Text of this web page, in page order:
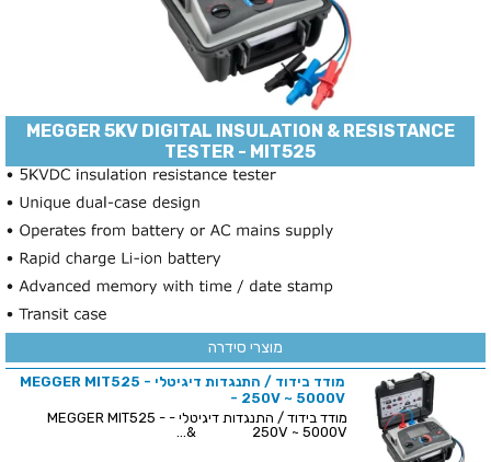
MEGGER 5KV DIGITAL INSULATION & RESISTANCE
TESTER - MIT525
מוצרי סידרה
מודד בידוד / התנגדות דיגיטלי - MEGGER MIT525
- 250V ~ 5000V
מודד בידוד / התנגדות דיגיטלי - MEGGER MIT525 -
250V ~ 5000V &...